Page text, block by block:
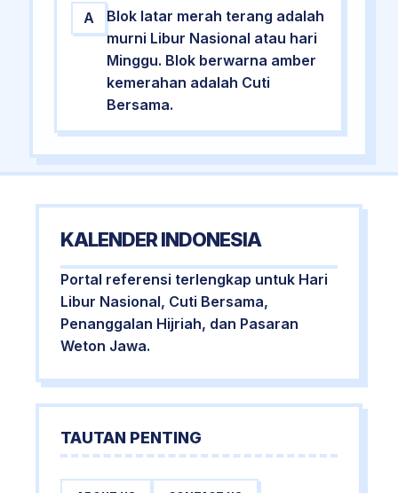
A
Blok latar merah terang adalah
murni Libur Nasional atau hari
Minggu. Blok berwarna amber
kemerahan adalah Cuti
Bersama.
KALENDER INDONESIA
Portal referensi terlengkap untuk Hari
Libur Nasional, Cuti Bersama,
Penanggalan Hijriah, dan Pasaran
Weton Jawa.
TAUTAN PENTING